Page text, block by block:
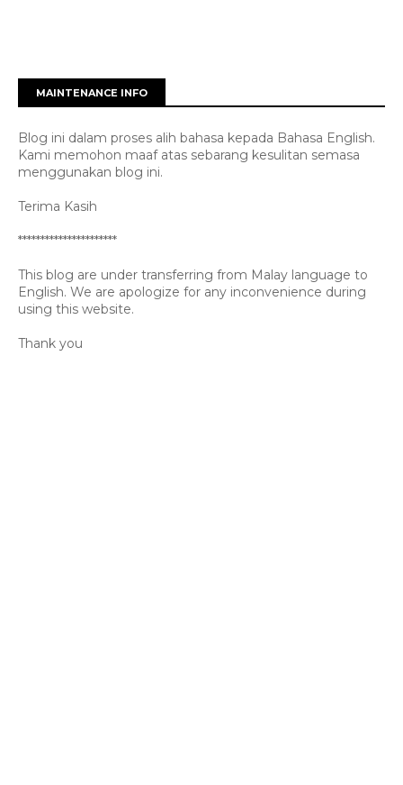
MAINTENANCE INFO
Blog ini dalam proses alih bahasa kepada Bahasa English.
Kami memohon maaf atas sebarang kesulitan semasa
menggunakan blog ini.
Terima Kasih
**********************
This blog are under transferring from Malay language to
English. We are apologize for any inconvenience during
using this website.
Thank you